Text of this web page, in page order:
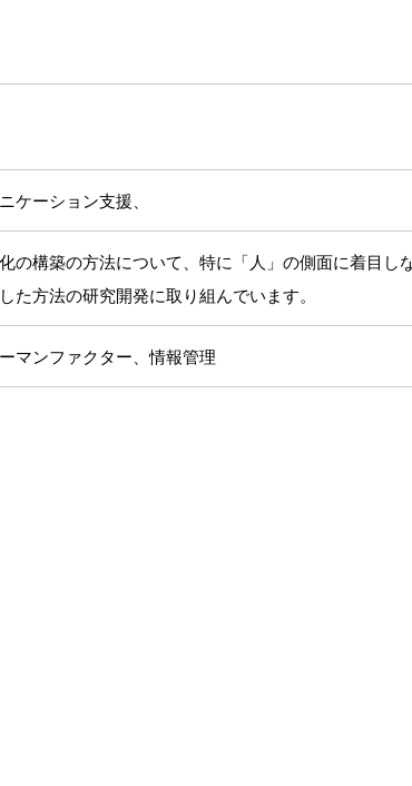
ケーション支援、
の構築の方法について、特に「人」の側面に着目し
方法の研究開発に取り組んでいます。
マンファクター、情報管理